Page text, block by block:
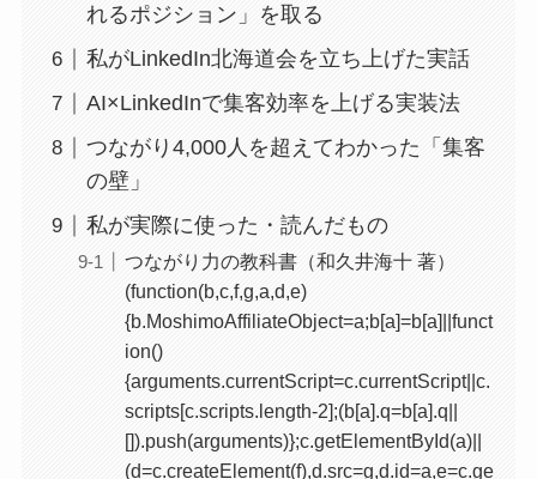
れるポジション」を取る
私がLinkedIn北海道会を立ち上げた実話
AI×LinkedInで集客効率を上げる実装法
つながり4,000人を超えてわかった「集客
の壁」
私が実際に使った・読んだもの
つながり力の教科書（和久井海十 著）
(function(b,c,f,g,a,d,e)
{b.MoshimoAffiliateObject=a;b[a]=b[a]||funct
ion()
{arguments.currentScript=c.currentScript||c.
scripts[c.scripts.length-2];(b[a].q=b[a].q||
[]).push(arguments)};c.getElementById(a)||
(d=c.createElement(f),d.src=g,d.id=a,e=c.ge